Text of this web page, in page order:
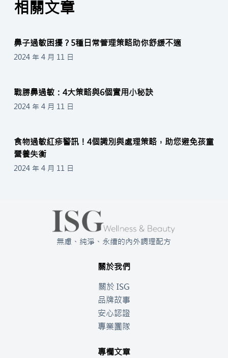
相關文章
鼻子過敏困擾？5種日常管理策略助你舒緩不適
2024 年 4 月 11 日
戰勝鼻過敏：4大策略與6個實用小秘訣
2024 年 4 月 11 日
食物過敏紅疹警訊！4個識別與處理策略，助您避免孩童
營養失衡
2024 年 4 月 11 日
無慮、純淨、永續的內外調理配方
關於我們
關於 ISG
品牌故事
安心認證
專業團隊
專欄文章